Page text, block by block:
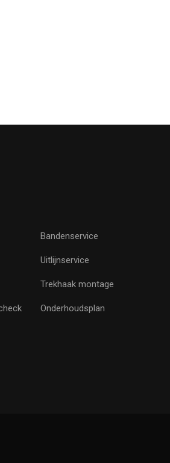
Bandenservice
Uitlijnservice
Trekhaak montage
Onderhoudsplan